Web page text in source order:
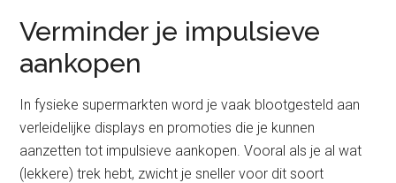
Verminder je impulsieve
aankopen
In fysieke supermarkten word je vaak blootgesteld aan
verleidelijke displays en promoties die je kunnen
aanzetten tot impulsieve aankopen. Vooral als je al wat
(lekkere) trek hebt, zwicht je sneller voor dit soort